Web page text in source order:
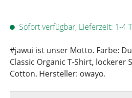
Sofort verfügbar, Lieferzeit: 1-4
#jawui ist unser Motto. Farbe:
Classic Organic T-Shirt, lockerer
Cotton. Hersteller: owayo.